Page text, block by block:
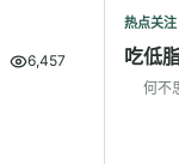
6,457
热点关注
吃低
何不